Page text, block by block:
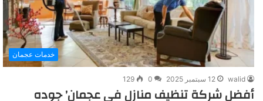
خدمات عجمان
walid 12 سبتمبر 2025 0
129
أفضل شركة تنظيف منازل في عجمان’ جوده